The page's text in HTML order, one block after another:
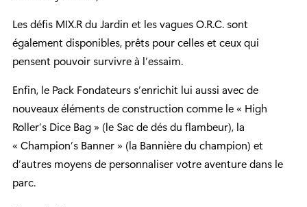
Les défis MIX.R du Jardin et les vagues O.R.C. sont
également disponibles, prêts pour celles et ceux qui
pensent pouvoir survivre à l’essaim.
Enfin, le Pack Fondateurs s’enrichit lui aussi avec de
nouveaux éléments de construction comme le « High
Roller’s Dice Bag » (le Sac de dés du flambeur), la
« Champion’s Banner » (la Bannière du champion) et
d’autres moyens de personnaliser votre aventure dans le
parc.